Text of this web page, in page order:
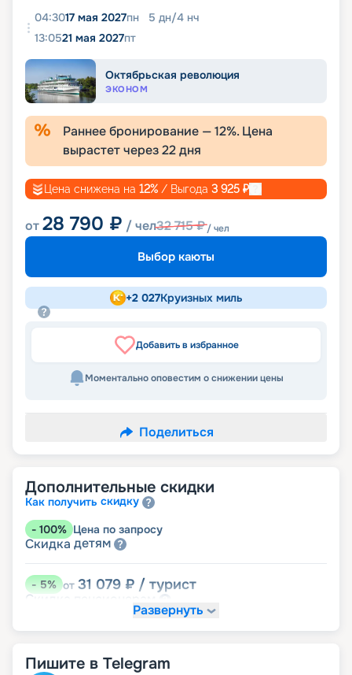
04:3017 мая 2027пн 5 дн/4 нч
13:0521 мая 2027пт
Октябрьская революция
ЭКОНОМ
Раннее бронирование —12%. Цена
вырастет через22дня
Цена снижена на 12% / Выгода 3 925 ₽
от28 790 ₽ / чел32 715₽/ чел
Выбор каюты
+2 027Круизных миль
Добавить в избранное
Моментально оповестим о снижении цены
Поделиться
Дополнительные скидки
Как получить скидку
- 100% Цена по запросу
Скидка детям
-5% от 31 079 ₽ / турист
Скидка
Развернуть
Пишите в Telegram